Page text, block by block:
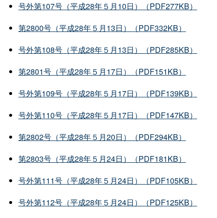
号外第107号（平成28年５月10日）（PDF277KB）
第2800号（平成28年５月13日）（PDF332KB）
号外第108号（平成28年５月13日）（PDF285KB）
第2801号（平成28年５月17日）（PDF151KB）
号外第109号（平成28年５月17日）（PDF139KB）
号外第110号（平成28年５月17日）（PDF147KB）
第2802号（平成28年５月20日）（PDF294KB）
第2803号（平成28年５月24日）（PDF181KB）
号外第111号（平成28年５月24日）（PDF105KB）
号外第112号（平成28年５月24日）（PDF125KB）